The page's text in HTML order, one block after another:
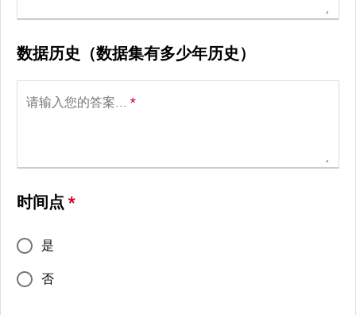
数据历史（数据集有多少年历史）
请输入您的答案... *
时间点 *
是
否